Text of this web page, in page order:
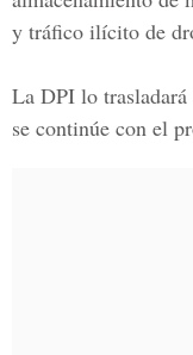
y tráfico ilícito de
La DPI lo trasladará
se continúe con el